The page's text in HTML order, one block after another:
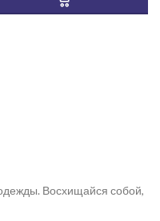
Восхищайся собой,